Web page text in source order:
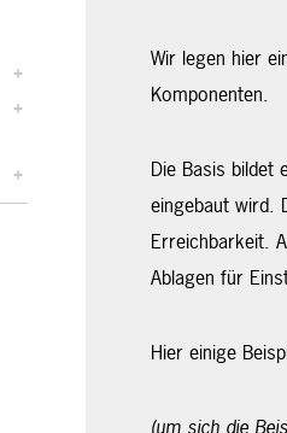
Wir legen hier
Komponenten.
Die Basis bildet
eingebaut wird.
Erreichbarkeit.
Ablagen für
Hier einige
(um sich die